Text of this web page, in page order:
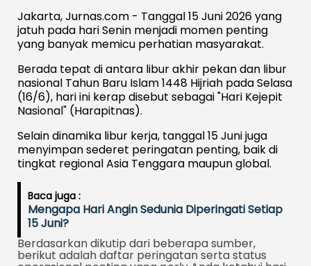
Jakarta, Jurnas.com - Tanggal 15 Juni 2026 yang
jatuh pada hari Senin menjadi momen penting
yang banyak memicu perhatian masyarakat.
Berada tepat di antara libur akhir pekan dan libur
nasional Tahun Baru Islam 1448 Hijriah pada Selasa
(16/6), hari ini kerap disebut sebagai "Hari Kejepit
Nasional" (Harapitnas).
Selain dinamika libur kerja, tanggal 15 Juni juga
menyimpan sederet peringatan penting, baik di
tingkat regional Asia Tenggara maupun global.
Baca juga :
Mengapa Hari Angin Sedunia Diperingati Setiap
15 Juni?
Berdasarkan dikutip dari beberapa sumber,
berikut adalah daftar peringatan serta status